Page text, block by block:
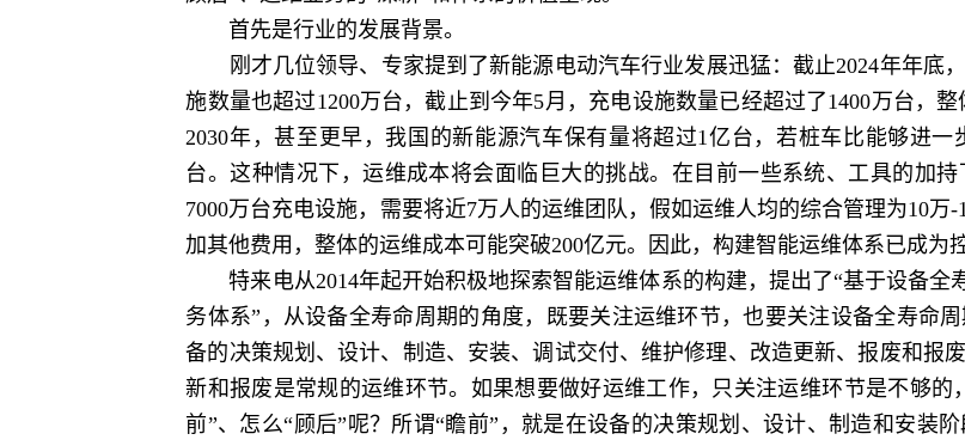
首先是行业的发展背景。
刚才几位领导、专家提到了新能源电动汽车行业发展迅猛：截止2024年年底
施数量也超过1200万台，截止到今年5月，充电设施数量已经超过了1400万台，
2030年，甚至更早，我国的新能源汽车保有量将超过1亿台，若桩车比能够进
台。这种情况下，运维成本将会面临巨大的挑战。在目前一些系统、工具的加
7000万台充电设施，需要将近7万人的运维团队，假如运维人均的综合管理为10
加其他费用，整体的运维成本可能突破200亿元。因此，构建智能运维体系已成为
特来电从2014年起开始积极地探索智能运维体系的构建，提出了“基于设备全
务体系”，从设备全寿命周期的角度，既要关注运维环节，也要关注设备全寿命
备的决策规划、设计、制造、安装、调试交付、维护修理、改造更新、报废和报
新和报废是常规的运维环节。如果想要做好运维工作，只关注运维环节是不够的
前”、怎么“顾后”呢？所谓“瞻前”，就是在设备的决策规划、设计、制造和安装